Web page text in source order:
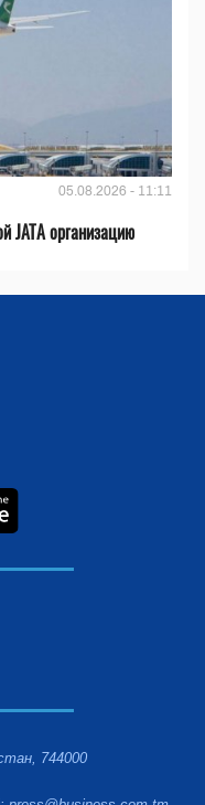
05.08.2026 - 11:11
JATA организацию
744000